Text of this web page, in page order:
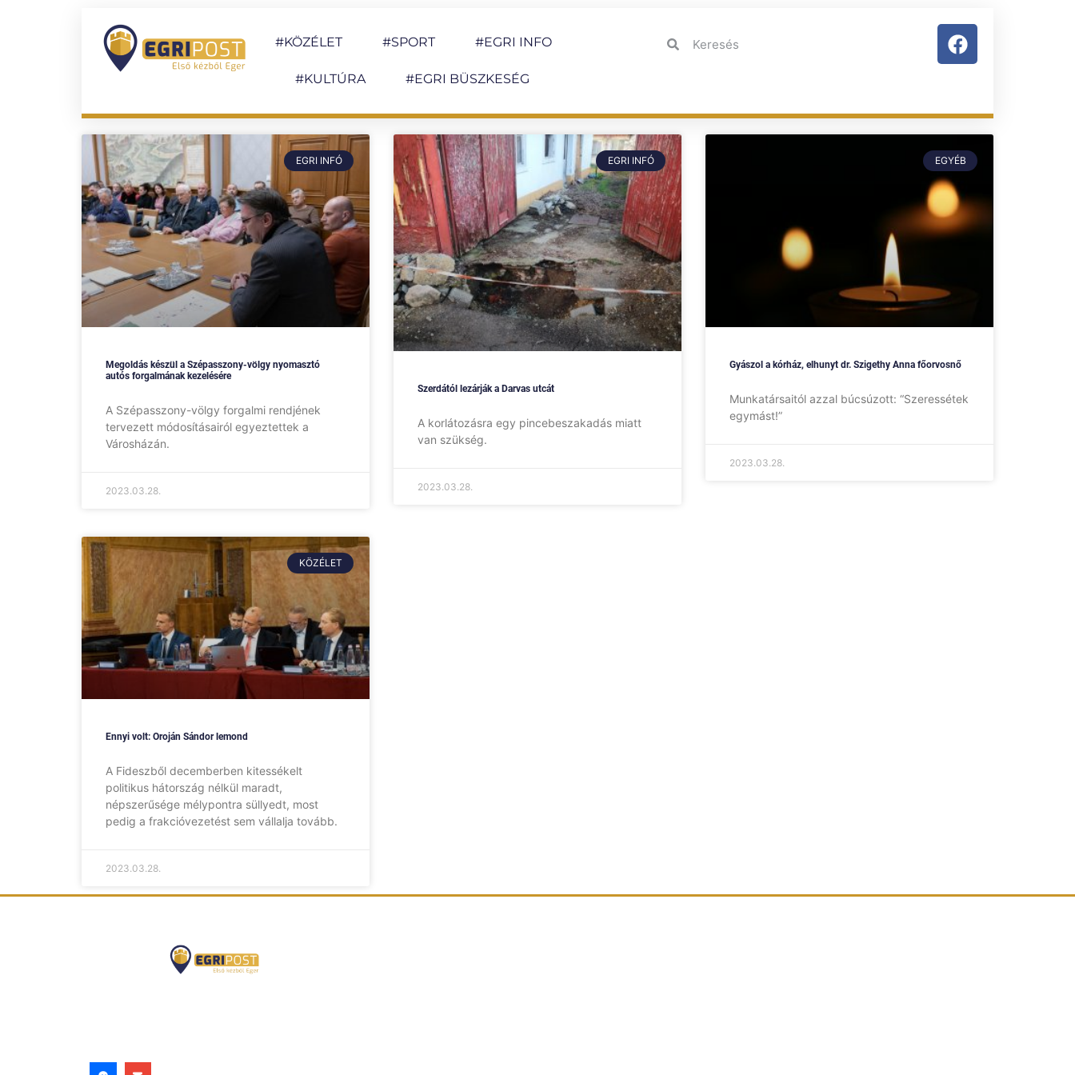
#KÖZÉLET #SPORT #EGRI INFO
#KULTÚRA #EGRI BÜSZKESÉG
EGRI INFÓ
Megoldás készül a Szépasszony-völgy nyomasztó
autós forgalmának kezelésére
A Szépasszony-völgy forgalmi rendjének
tervezett módosításairól egyeztettek a
Városházán.
2023.03.28.
EGRI INFÓ
Szerdától lezárják a Darvas utcát
A korlátozásra egy pincebeszakadás miatt
van szükség.
2023.03.28.
EGYÉB
Gyászol a kórház, elhunyt dr. Szigethy Anna főorvosnő
Munkatársaitól azzal búcsúzott: “Szeressétek
egymást!”
2023.03.28.
KÖZÉLET
Ennyi volt: Oroján Sándor lemond
A Fideszből decemberben kitessékelt
politikus hátország nélkül maradt,
népszerűsége mélypontra süllyedt, most
pedig a frakcióvezetést sem vállalja tovább.
2023.03.28.